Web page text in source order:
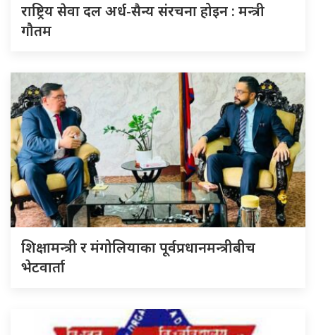
राष्ट्रिय सेवा दल अर्ध-सैन्य संरचना होइन : मन्त्री
गौतम
शिक्षामन्त्री र मंगोलियाका पूर्वप्रधानमन्त्रीबीच
भेटवार्ता